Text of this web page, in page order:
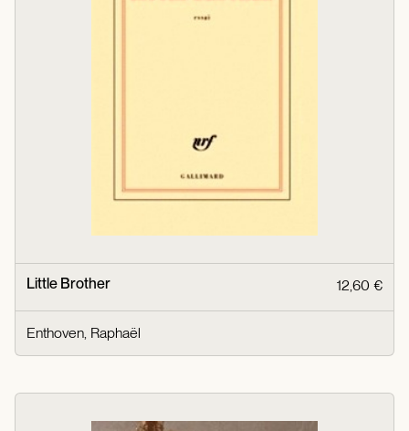
Little Brother 12,60 €
Enthoven, Raphaël